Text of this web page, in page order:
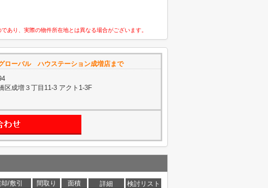
あり、実際の物件所在地とは異なる場合がございます。
ローバル ハウステーション成増店まで
区成増３丁目11-3 アクト1-3F
/敷引 間取り 面積 詳細
検討リスト